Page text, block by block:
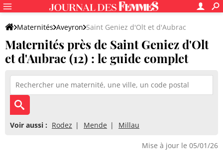
Maternités Aveyron Saint Geniez d'Olt et d'Aubrac
Maternités près de Saint Geniez d'Olt
et d'Aubrac (12) : le guide complet
Voir aussi : Rodez Mende Millau
Mise à jour le 05/01/26